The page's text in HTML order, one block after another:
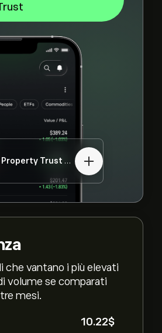
Property Trust FCPT
che vantano i più elevati
volume se comparati
mesi.
10.22‎$‎